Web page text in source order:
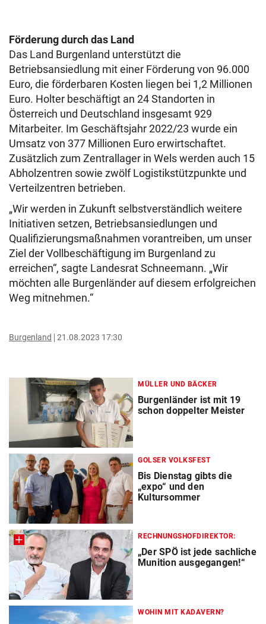
Förderung durch das Land
Das Land Burgenland unterstützt die
Betriebsansiedlung mit einer Förderung von 96.000
Euro, die förderbaren Kosten liegen bei 1,2 Millionen
Euro. Holter beschäftigt an 24 Standorten in
Österreich und Deutschland insgesamt 929
Mitarbeiter. Im Geschäftsjahr 2022/23 wurde ein
Umsatz von 377 Millionen Euro erwirtschaftet.
Zusätzlich zum Zentrallager in Wels werden auch 15
Abholzentren sowie zwölf Logistikstützpunkte und
Verteilzentren betrieben.
„Wir werden in Zukunft selbstverständlich weitere
Initiativen setzen, Betriebsansiedlungen und
Qualifizierungsmaßnahmen vorantreiben, um unser
Ziel der Vollbeschäftigung im Burgenland zu
erreichen“, sagte Landesrat Schneemann. „Wir
möchten alle Burgenländer auf diesem erfolgreichen
Weg mitnehmen.“
Burgenland 21.08.2023 17:30
MÜLLER UND BÄCKER
Burgenländer ist mit 19
schon doppelter Meister
GOLSER VOLKSFEST
Bis Dienstag gibts die
„expo“ und den
Kultursommer
RECHNUNGSHOFDIREKTOR:
„Der SPÖ ist jede sachliche
Munition ausgegangen!“
WOHIN MIT KADAVERN?